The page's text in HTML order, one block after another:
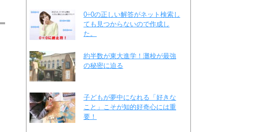
0÷0の正しい解答がネット検索し
ても見つからないので作成し
た。
約半数が東大進学！灘校が最強
の秘密に迫る
子どもが夢中になれる「好きな
こと」こそが知的好奇心には重
要！